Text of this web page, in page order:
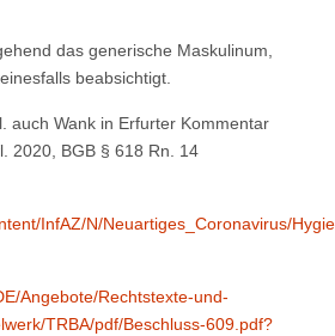
das generische Maskulinum,
beabsichtigt.
auch Wank in Erfurter Kommentar
2020, BGB § 618 Rn. 14
InfAZ/N/Neuartiges_Coronavirus/
Angebote/Rechtstexte-und-
TRBA/pdf/Beschluss-609.pdf?